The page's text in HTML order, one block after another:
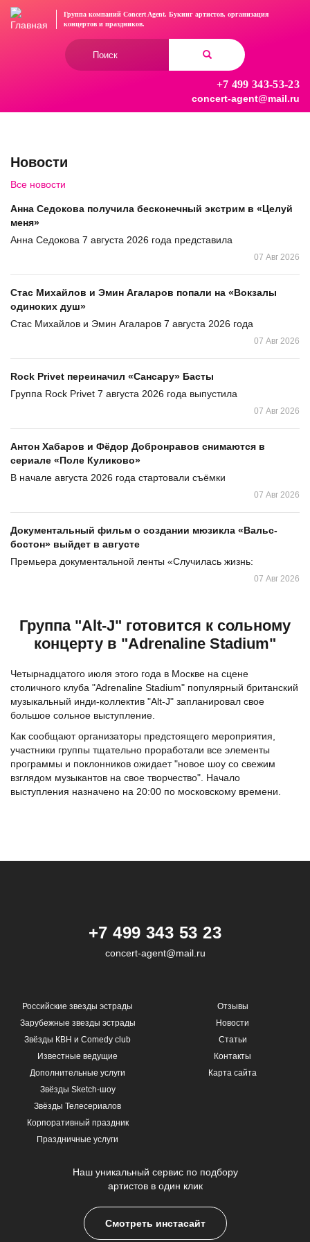
Перейти
Группа компаний Concert Agent. Букинг артистов, организация
концертови праздников.
+7 499 343-53-23
concert-agent@mail.ru
Новости
Все новости
Анна Седокова получила бесконечный экстрим в «Целуй
меня»
Анна Седокова 7 августа 2026 года представила
07 Авг 2026
Стас Михайлов и Эмин Агаларов попали на «Вокзалы
одиноких душ»
Стас Михайлов и Эмин Агаларов 7 августа 2026 года
07 Авг 2026
Rock Privet переиначил «Сансару» Басты
Группа Rock Privet 7 августа 2026 года выпустила
07 Авг 2026
Антон Хабаров и Фёдор Добронравов снимаются в
сериале «Поле Куликово»
В начале августа 2026 года стартовали съёмки
07 Авг 2026
Документальный фильм о создании мюзикла «Вальс-
бостон» выйдет в августе
Премьера документальной ленты «Случилась жизнь:
07 Авг 2026
Группа "Alt-J" готовится к сольному
концерту в "Adrenaline Stadium"
Четырнадцатого июля этого года в Москве на сцене
столичного клуба "Adrenaline Stadium" популярный британский
музыкальный инди-коллектив "Alt-J" запланировал свое
большое сольное выступление.
Как сообщают организаторы предстоящего мероприятия,
участники группы тщательно проработали все элементы
программы и поклонников ожидает "новое шоу со свежим
взглядом музыкантов на свое творчество". Начало
выступления назначено на 20:00 по московскому времени.
+7 499 343 53 23
concert-agent@mail.ru
Российские звезды эстрады
Зарубежные звезды эстрады
Звёзды КВН и Comedy club
Известные ведущие
Дополнительные услуги
Звёзды Sketch-шоу
Звёзды Телесериалов
Корпоративный праздник
Праздничные услуги
Отзывы
Новости
Статьи
Контакты
Карта сайта
Наш уникальный сервис по подбору
артистов в один клик
Смотреть инстасайт